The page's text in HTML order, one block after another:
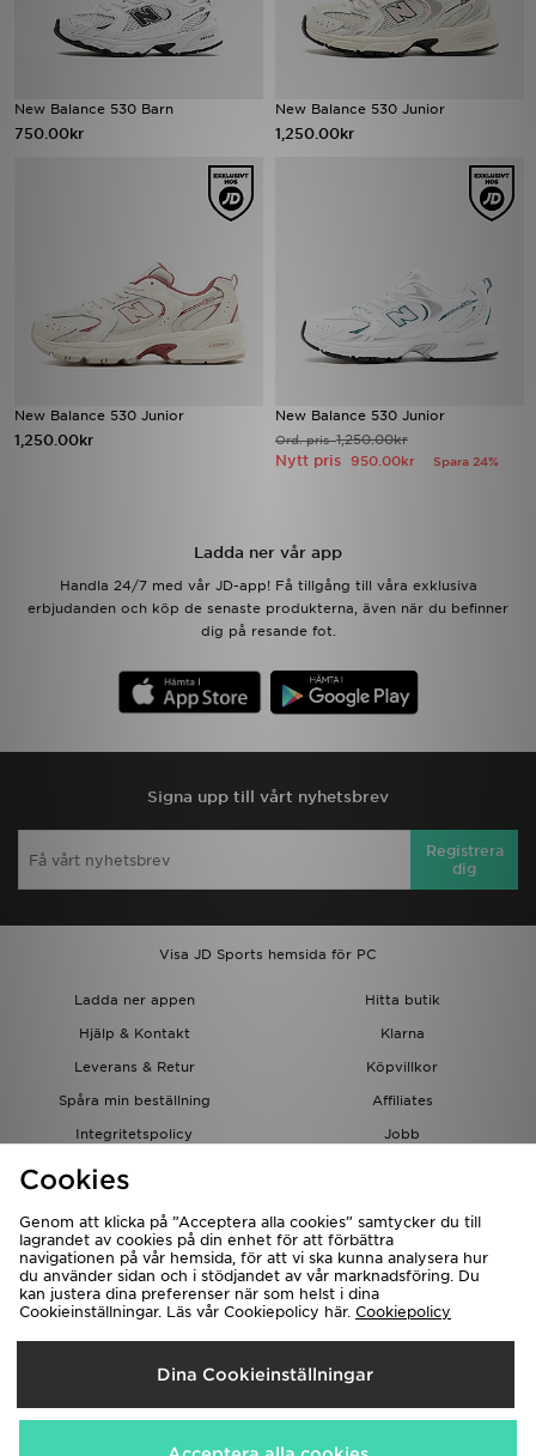
New Balance 530 Barn
750.00kr
New Balance 530 Junior
1,250.00kr
New Balance 530 Junior
1,250.00kr
New Balance 530 Junior
Ord. pris1,250.00kr
Nytt pris 950.00kr Spara 24%
Ladda ner vår app
Handla 24/7 med vår JD-app! Få tillgång till våra exklusiva
erbjudanden och köp de senaste produkterna, även när du befinner
dig på resande fot.
Signa upp till vårt nyhetsbrev
Registrera
dig
Visa JD Sports hemsida för PC
Ladda ner appen
Hitta butik
Hjälp & Kontakt
Klarna
Leverans & Retur
Köpvillkor
Spåra min beställning
Affiliates
Integritetspolicy
Jobb
JD-bloggen
Levererar Till
Sverige
Vi accepterar följande betalningssätt
Mina meddelanden
Cookies
Genom att klicka på ”Acceptera alla cookies” samtycker du till
lagrandet av cookies på din enhet för att förbättra
navigationen på vår hemsida, för att vi ska kunna analysera hur
du använder sidan och i stödjandet av vår marknadsföring. Du
kan justera dina preferenser när som helst i dina
Cookieinställningar. Läs vår Cookiepolicy här. Cookiepolicy
Dina Cookieinställningar